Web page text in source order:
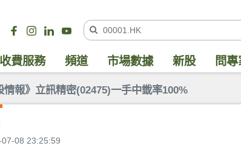
收費服務 頻道 市場數據 新股 問
情報》立訊精密(02475)一手中韱率100%
07-08 23:25:59